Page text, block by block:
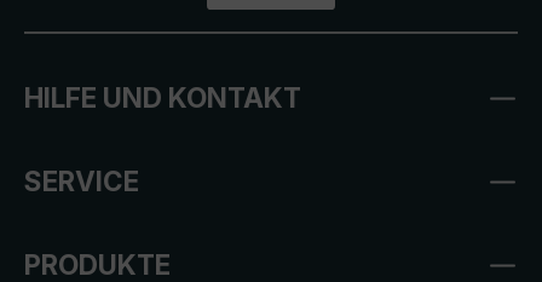
HILFE UND KONTAKT
SERVICE
PRODUKTE